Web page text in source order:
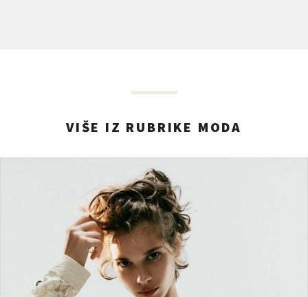
VIŠE IZ RUBRIKE MODA